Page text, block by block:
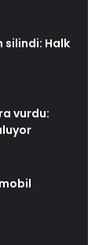
silindi: Halk
vurdu: